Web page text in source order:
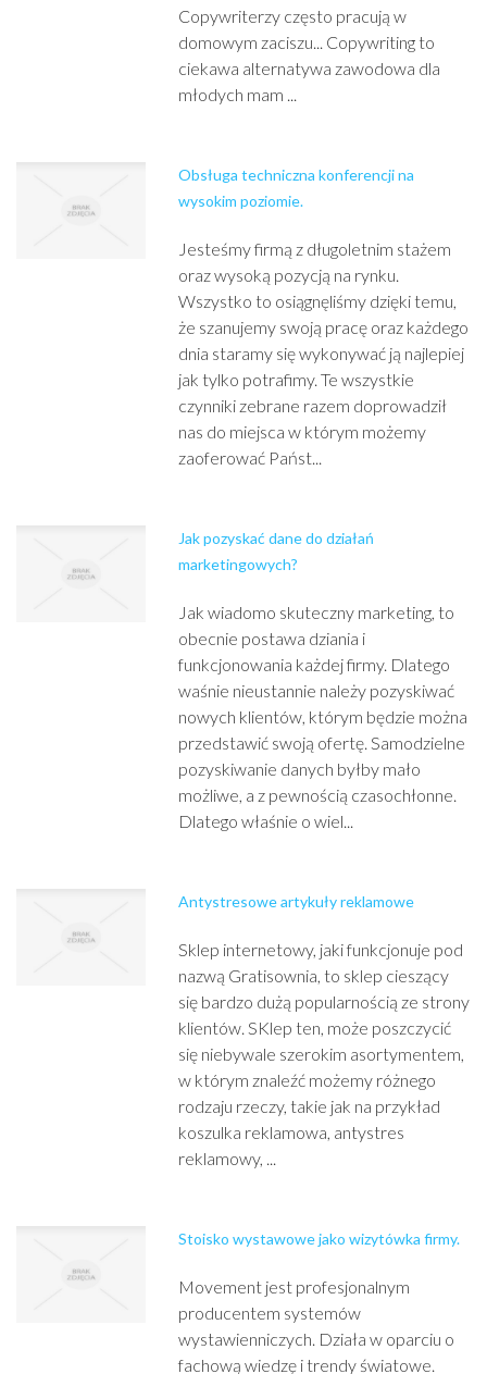
Copywriterzy często pracują w
domowym zaciszu... Copywriting to
ciekawa alternatywa zawodowa dla
młodych mam ...
Obsługa techniczna konferencji na
wysokim poziomie.
Jesteśmy firmą z długoletnim stażem
oraz wysoką pozycją na rynku.
Wszystko to osiągnęliśmy dzięki temu,
że szanujemy swoją pracę oraz każdego
dnia staramy się wykonywać ją najlepiej
jak tylko potrafimy. Te wszystkie
czynniki zebrane razem doprowadził
nas do miejsca w którym możemy
zaoferować Państ...
Jak pozyskać dane do działań
marketingowych?
Jak wiadomo skuteczny marketing, to
obecnie postawa dziania i
funkcjonowania każdej firmy. Dlatego
waśnie nieustannie należy pozyskiwać
nowych klientów, którym będzie można
przedstawić swoją ofertę. Samodzielne
pozyskiwanie danych byłby mało
możliwe, a z pewnością czasochłonne.
Dlatego właśnie o wiel...
Antystresowe artykuły reklamowe
Sklep internetowy, jaki funkcjonuje pod
nazwą Gratisownia, to sklep cieszący
się bardzo dużą popularnością ze strony
klientów. SKlep ten, może poszczycić
się niebywale szerokim asortymentem,
w którym znaleźć możemy różnego
rodzaju rzeczy, takie jak na przykład
koszulka reklamowa, antystres
reklamowy, ...
Stoisko wystawowe jako wizytówka firmy.
Movement jest profesjonalnym
producentem systemów
wystawienniczych. Działa w oparciu o
fachową wiedzę i trendy światowe.